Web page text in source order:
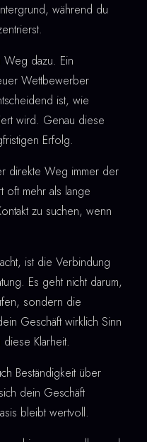
während du
dazu. Ein
Wettbewerber
ist, wie
wird. Genau diese
Erfolg.
direkte Weg immer der
oft mehr als lange
zu suchen, wenn
ist die Verbindung
Es geht nicht darum,
sondern die
Geschäft wirklich Sinn
Klarheit.
Beständigkeit über
dein Geschäft
bleibt wertvoll.